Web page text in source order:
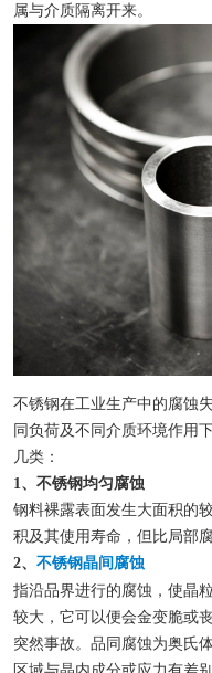
属与介质隔离开来。
不锈钢在工业生产中的腐蚀
同负荷及不同介质环境作用
几类：
1、不锈钢均匀腐蚀
钢料裸露表面发生大面积的
积及其使用寿命，但比局部
2、 不锈钢晶间腐蚀
指沿品界进行的腐蚀，使晶
较大，它可以便会金变脆或
突然事故。品同腐蚀为奥氏